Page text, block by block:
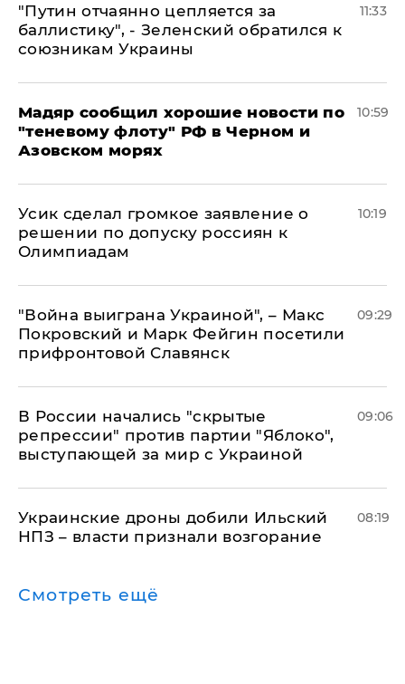
"Путин отчаянно цепляется за
баллистику", - Зеленский обратился к
союзникам Украины
11:33
Мадяр сообщил хорошие новости по
"теневому флоту" РФ в Черном и
Азовском морях
10:59
Усик сделал громкое заявление о
решении по допуску россиян к
Олимпиадам
10:19
"Война выиграна Украиной", – Макс
Покровский и Марк Фейгин посетили
прифронтовой Славянск
09:29
В России начались "скрытые
репрессии" против партии "Яблоко",
выступающей за мир с Украиной
09:06
Украинские дроны добили Ильский
НПЗ – власти признали возгорание
08:19
Смотреть ещё